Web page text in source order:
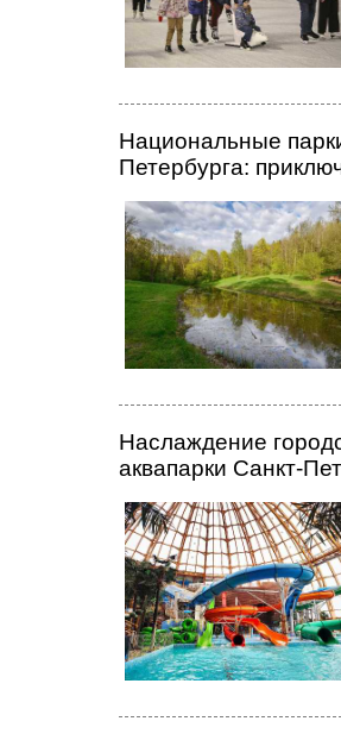
Национальные
Петербурга:
Наслаждение
аквапарки Санкт-